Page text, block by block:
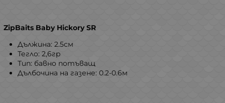
ZipBaits Baby Hickory SR
Дължина: 2.5см
Тегло: 2,6гр
Тип: бавно потъващ
Дълбочина на газене: 0.2-0.6м